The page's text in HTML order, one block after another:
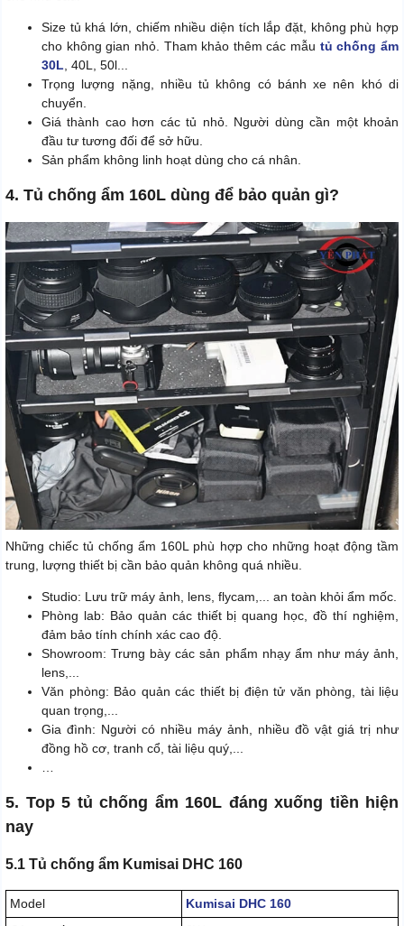
Size tủ khá lớn, chiếm nhiều diện tích lắp đặt, không phù hợp
cho không gian nhỏ. Tham khảo thêm các mẫu tủ chống ẩm
30L , 40L, 50l...
Trọng lượng nặng, nhiều tủ không có bánh xe nên khó di
chuyển.
Giá thành cao hơn các tủ nhỏ. Người dùng cần một khoản
đầu tư tương đối để sở hữu.
Sản phẩm không linh hoạt dùng cho cá nhân.
4. Tủ chống ẩm 160L dùng để bảo quản gì?
Những chiếc tủ chống ẩm 160L phù hợp cho những hoạt động tầm
trung, lượng thiết bị cần bảo quản không quá nhiều.
Studio: Lưu trữ máy ảnh, lens, flycam,... an toàn khỏi ẩm mốc.
Phòng lab: Bảo quản các thiết bị quang học, đồ thí nghiệm,
đảm bảo tính chính xác cao độ.
Showroom: Trưng bày các sản phẩm nhạy ẩm như máy ảnh,
lens,...
Văn phòng: Bảo quản các thiết bị điện tử văn phòng, tài liệu
quan trọng,...
Gia đình: Người có nhiều máy ảnh, nhiều đồ vật giá trị như
đồng hồ cơ, tranh cổ, tài liệu quý,...
5. Top 5 tủ chống ẩm 160L đáng xuống tiền hiện
nay
5.1 Tủ chống ẩm Kumisai DHC 160
Model
Kumisai DHC 160